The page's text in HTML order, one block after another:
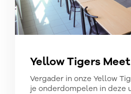
Yellow Tigers
Vergader in onze Yellow
je onderdompelen in deze